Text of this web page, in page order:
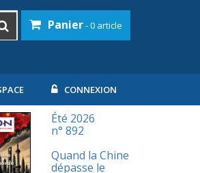
Panier- 0 article
CONNEXION
Été 2026
n° 892
Quand la Chine
dépasse le